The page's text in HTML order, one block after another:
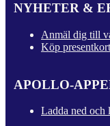
NYHETER &
Anmäl dig till
Köp presentkort
APOLLO-
Ladda ned och